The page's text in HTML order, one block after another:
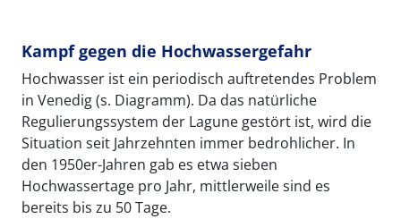
Kampf gegen die Hochwassergefahr
Hochwasser ist ein periodisch auftretendes Problem
in Venedig (s. Diagramm). Da das natürliche
Regulierungssystem der Lagune gestört ist, wird die
Situation seit Jahrzehnten immer bedrohlicher. In
den 1950er-Jahren gab es etwa sieben
Hochwassertage pro Jahr, mittlerweile sind es
bereits bis zu 50 Tage.